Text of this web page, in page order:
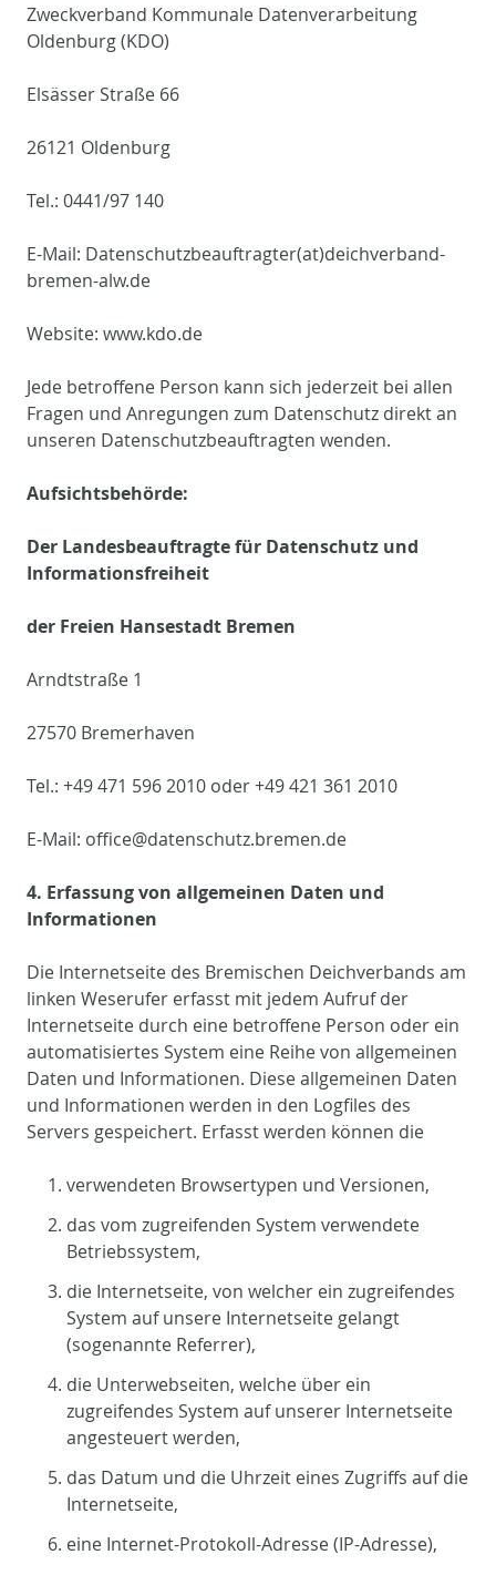
Zweckverband Kommunale Datenverarbeitung
Oldenburg (KDO)
Elsässer Straße 66
26121 Oldenburg
Tel.: 0441/97 140
E-Mail: Datenschutzbeauftragter(at)deichverband-
bremen-alw.de
Website: www.kdo.de
Jede betroffene Person kann sich jederzeit bei allen
Fragen und Anregungen zum Datenschutz direkt an
unseren Datenschutzbeauftragten wenden.
Aufsichtsbehörde:
Der Landesbeauftragte für Datenschutz und
Informationsfreiheit
der Freien Hansestadt Bremen
Arndtstraße 1
27570 Bremerhaven
Tel.: +49 471 596 2010 oder +49 421 361 2010
E-Mail: office@datenschutz.bremen.de
4. Erfassung von allgemeinen Daten und
Informationen
Die Internetseite des Bremischen Deichverbands am
linken Weserufer erfasst mit jedem Aufruf der
Internetseite durch eine betroffene Person oder ein
automatisiertes System eine Reihe von allgemeinen
Daten und Informationen. Diese allgemeinen Daten
und Informationen werden in den Logfiles des
Servers gespeichert. Erfasst werden können die
verwendeten Browsertypen und Versionen,
das vom zugreifenden System verwendete
Betriebssystem,
die Internetseite, von welcher ein zugreifendes
System auf unsere Internetseite gelangt
(sogenannte Referrer),
die Unterwebseiten, welche über ein
zugreifendes System auf unserer Internetseite
angesteuert werden,
das Datum und die Uhrzeit eines Zugriffs auf die
Internetseite,
eine Internet-Protokoll-Adresse (IP-Adresse),